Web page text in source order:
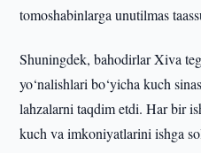
tomoshabinlarga unutilmas
Shuningdek, bahodirlar Xiva
yo‘nalishlari bo‘yicha kuch
lahzalarni taqdim etdi. Har bir
kuch va imkoniyatlarini ishga